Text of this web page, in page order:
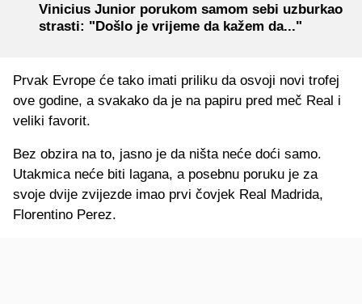
Vinicius Junior porukom samom sebi uzburkao
strasti: "Došlo je vrijeme da kažem da..."
Prvak Evrope će tako imati priliku da osvoji novi trofej
ove godine, a svakako da je na papiru pred meč Real i
veliki favorit.
Bez obzira na to, jasno je da ništa neće doći samo.
Utakmica neće biti lagana, a posebnu poruku je za
svoje dvije zvijezde imao prvi čovjek Real Madrida,
Florentino Perez.